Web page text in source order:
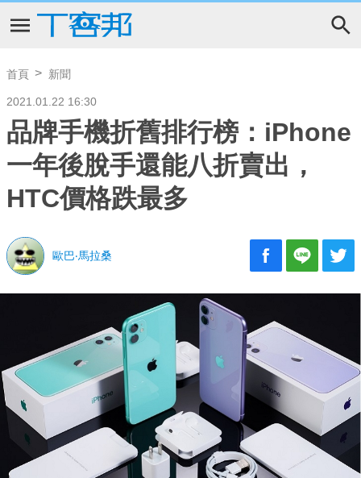
首頁 新聞
2021.01.22 16:30
品牌手機折舊排行榜：iPhone
一年後脫手還能八折賣出，
HTC價格跌最多
歐巴‧馬拉桑